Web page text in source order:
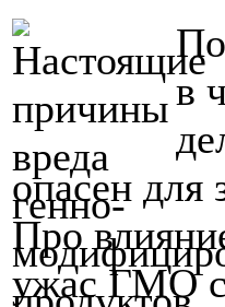
в
опасен для
Про
ужас ГМО